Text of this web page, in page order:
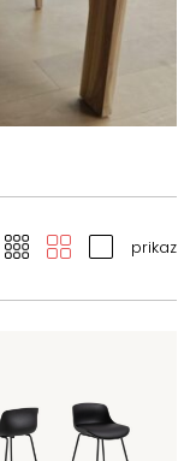
prikaz